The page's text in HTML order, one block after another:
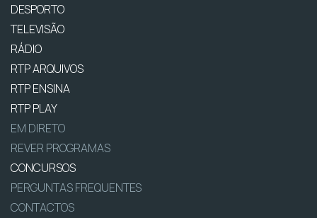
DESPORTO
TELEVISÃO
RÁDIO
RTP ARQUIVOS
RTP ENSINA
RTP PLAY
EM DIRETO
REVER PROGRAMAS
CONCURSOS
PERGUNTAS FREQUENTES
CONTACTOS